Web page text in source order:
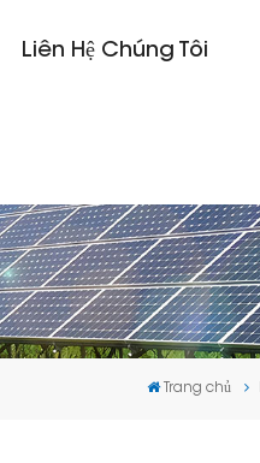
Liên Hệ Chúng Tôi
Trang chủ